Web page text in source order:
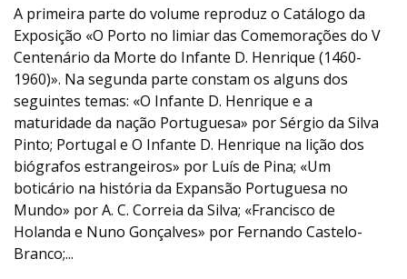
A primeira parte do volume reproduz o Catálogo da
Exposição «O Porto no limiar das Comemorações do V
Centenário da Morte do Infante D. Henrique (1460-
1960)». Na segunda parte constam os alguns dos
seguintes temas: «O Infante D. Henrique e a
maturidade da nação Portuguesa» por Sérgio da Silva
Pinto; Portugal e O Infante D. Henrique na lição dos
biógrafos estrangeiros» por Luís de Pina; «Um
boticário na história da Expansão Portuguesa no
Mundo» por A. C. Correia da Silva; «Francisco de
Holanda e Nuno Gonçalves» por Fernando Castelo-
Branco;...